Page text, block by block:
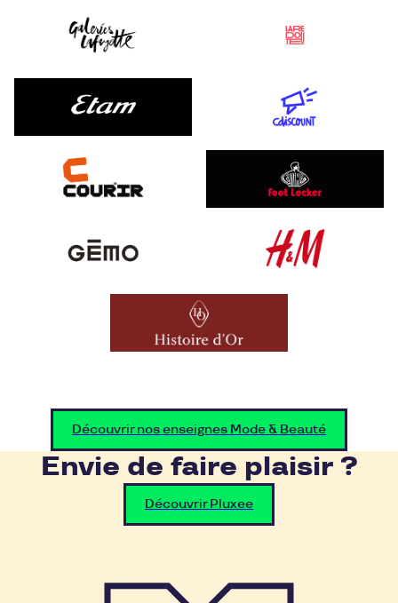
Découvrir nos enseignes Mode & Beauté
Envie de faire plaisir ?
Découvrir Pluxee